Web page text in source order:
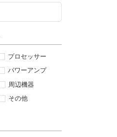
プロセッサー
パワーアンプ
周辺機器
その他